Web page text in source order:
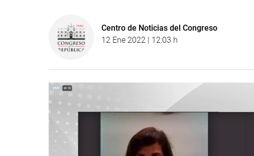
Centro de Noticias del Congreso
12 Ene 2022 | 12:03 h